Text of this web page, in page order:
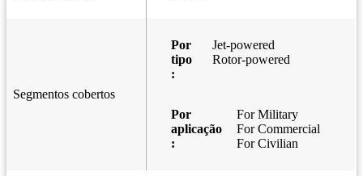
Segmentos cobertos
Por
tipo
:
Jet-powered
Rotor-powered
Por
aplicação
:
For Military
For Commercial
For Civilian